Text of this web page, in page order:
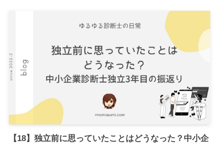
【18】独立前に思っていたことはどうなった？中小企